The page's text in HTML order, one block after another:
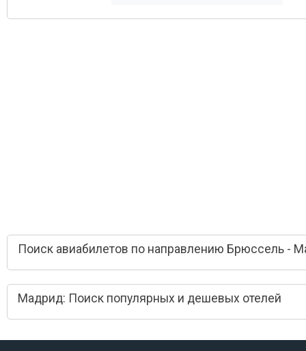
Поиск авиабилетов по направлению Брюссель -
Мадрид: Поиск популярных и дешевых отелей